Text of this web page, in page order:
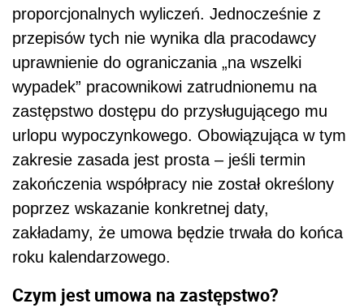
proporcjonalnych wyliczeń. Jednocześnie z
przepisów tych nie wynika dla pracodawcy
uprawnienie do ograniczania „na wszelki
wypadek” pracownikowi zatrudnionemu na
zastępstwo dostępu do przysługującego mu
urlopu wypoczynkowego. Obowiązująca w tym
zakresie zasada jest prosta – jeśli termin
zakończenia współpracy nie został określony
poprzez wskazanie konkretnej daty,
zakładamy, że umowa będzie trwała do końca
roku kalendarzowego.
Czym jest umowa na zastępstwo?